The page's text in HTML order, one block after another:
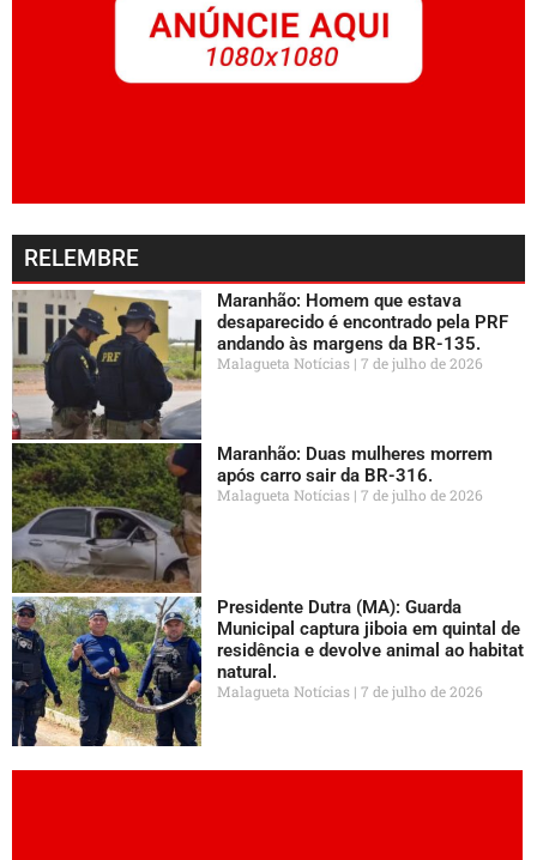
RELEMBRE
Maranhão: Homem que estava
desaparecido é encontrado pela PRF
andando às margens da BR-135.
Malagueta Notícias 7 de julho de 2026
Maranhão: Duas mulheres morrem
após carro sair da BR-316.
Malagueta Notícias 7 de julho de 2026
Presidente Dutra (MA): Guarda
Municipal captura jiboia em quintal de
residência e devolve animal ao habitat
natural.
Malagueta Notícias 7 de julho de 2026